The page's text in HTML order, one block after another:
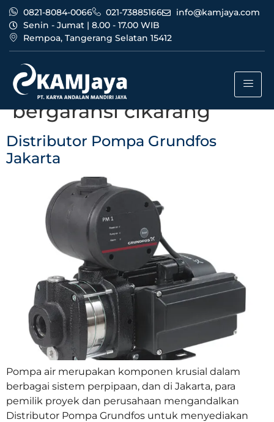
0821-8084-0066 021-73885166
info@kamjaya.com
Senin - Jumat | 8.00 - 17.00 WIB
Rempoa, Tangerang Selatan 15412
Tag:
grundfos jakarta
bergaransi cikarang
Distributor Pompa Grundfos
Jakarta
Pompa air merupakan komponen krusial dalam
berbagai sistem perpipaan, dan di Jakarta, para
pemilik proyek dan perusahaan mengandalkan
Distributor Pompa Grundfos untuk menyediakan